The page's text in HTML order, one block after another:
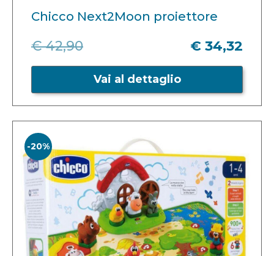
Chicco Next2Moon proiettore
€ 42,90 € 34,32
Vai al dettaglio
-20%